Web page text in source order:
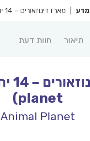
מדע מארז דינוזאורים – 14 יח׳ (animal planet)
תיאור חוות דעת
planet)
Animal Planet